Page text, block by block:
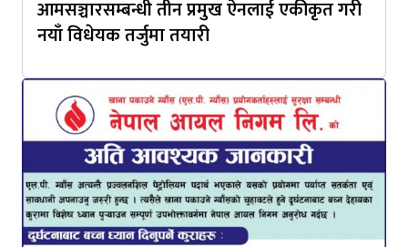
आमसञ्चारसम्बन्धी तीन प्रमुख ऐनलाई एकीकृत गरी
नयाँ विधेयक तर्जुमा तयारी